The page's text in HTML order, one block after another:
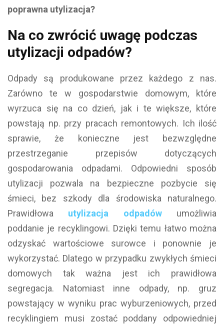
poprawna utylizacja?
Na co zwrócić uwagę podczas
utylizacji odpadów?
Odpady są produkowane przez każdego z nas.
Zarówno te w gospodarstwie domowym, które
wyrzuca się na co dzień, jak i te większe, które
powstają np. przy pracach remontowych. Ich ilość
sprawie, że konieczne jest bezwzględne
przestrzeganie przepisów dotyczących
gospodarowania odpadami. Odpowiedni sposób
utylizacji pozwala na bezpieczne pozbycie się
śmieci, bez szkody dla środowiska naturalnego.
Prawidłowa utylizacja odpadówumożliwia
poddanie je recyklingowi. Dzięki temu łatwo można
odzyskać wartościowe surowce i ponownie je
wykorzystać. Dlatego w przypadku zwykłych śmieci
domowych tak ważna jest ich prawidłowa
segregacja. Natomiast inne odpady, np. gruz
powstający w wyniku prac wyburzeniowych, przed
recyklingiem musi zostać poddany odpowiedniej